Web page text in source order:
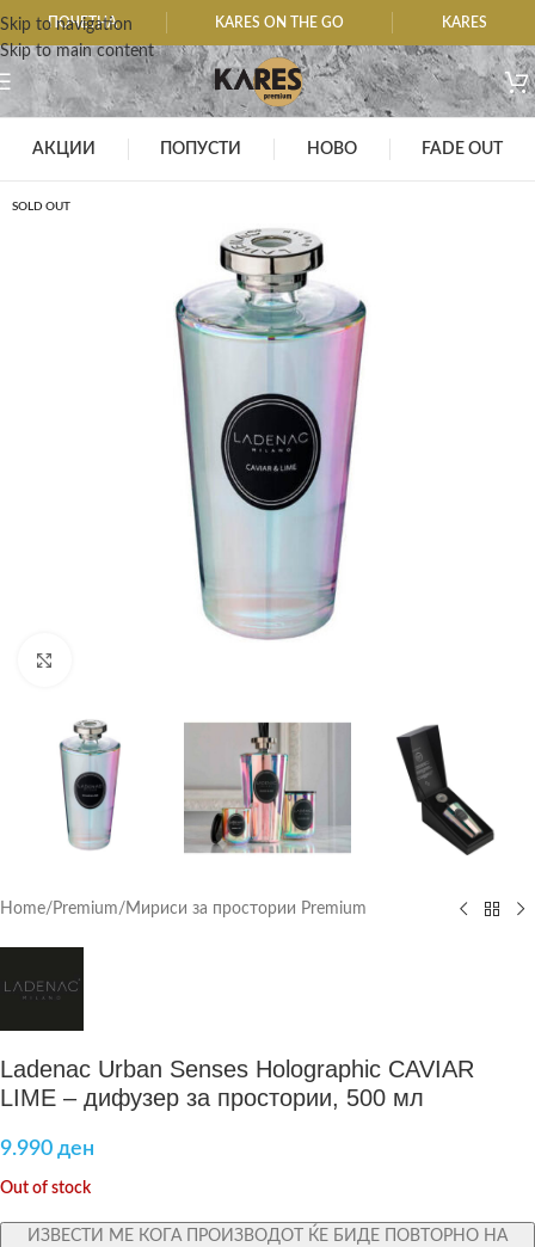
Skip to navigation
Skip to main content
ПОЧЕТНА KARES ON THE GO KARES
АКЦИИ ПОПУСТИ НОВО FADE OUT
SOLD OUT
Home/ Premium/ Мириси за простории Premium
Ladenac Urban Senses Holographic CAVIAR
LIME – дифузер за простории, 500 мл
9.990 ден
Out of stock
ИЗВЕСТИ МЕ КОГА ПРОИЗВОДОТ ЌЕ БИДЕ ПОВТОРНО НА